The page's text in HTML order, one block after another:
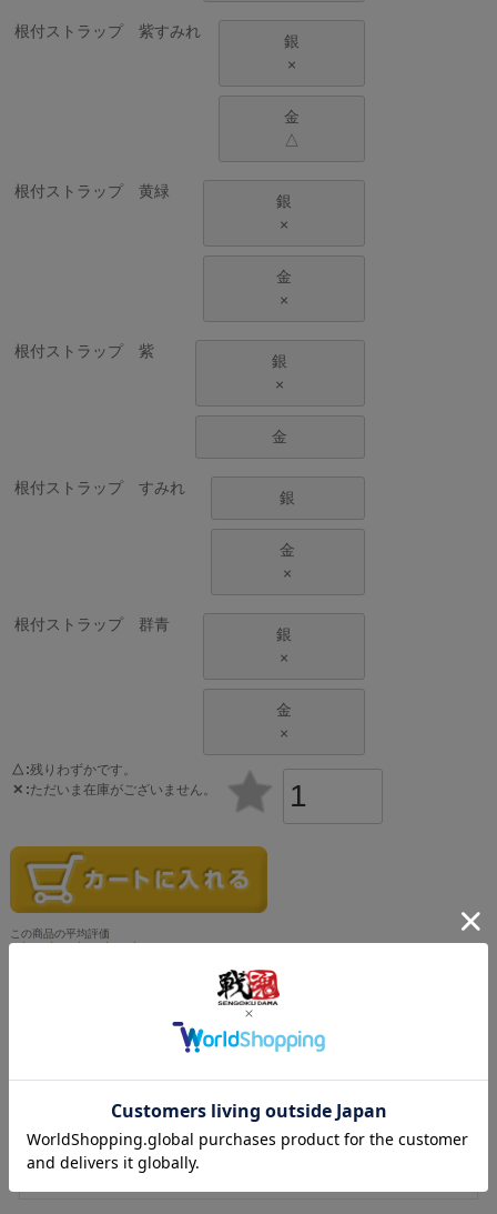
根付ストラップ 紫すみれ
銀
×
金
△
根付ストラップ 黄緑
銀
×
金
×
根付ストラップ 紫
銀
×
金
根付ストラップ すみれ
銀
金
×
根付ストラップ 群青
銀
×
金
×
△ 残りわずかです。
✕ ただいま在庫がございません。
購入者
連結を選択しました。刀が好きなので、ロゴは黒吹きアクリ
ルで刀の鍔を、銀のボールチェーンを選択しました。かっこ
いい!